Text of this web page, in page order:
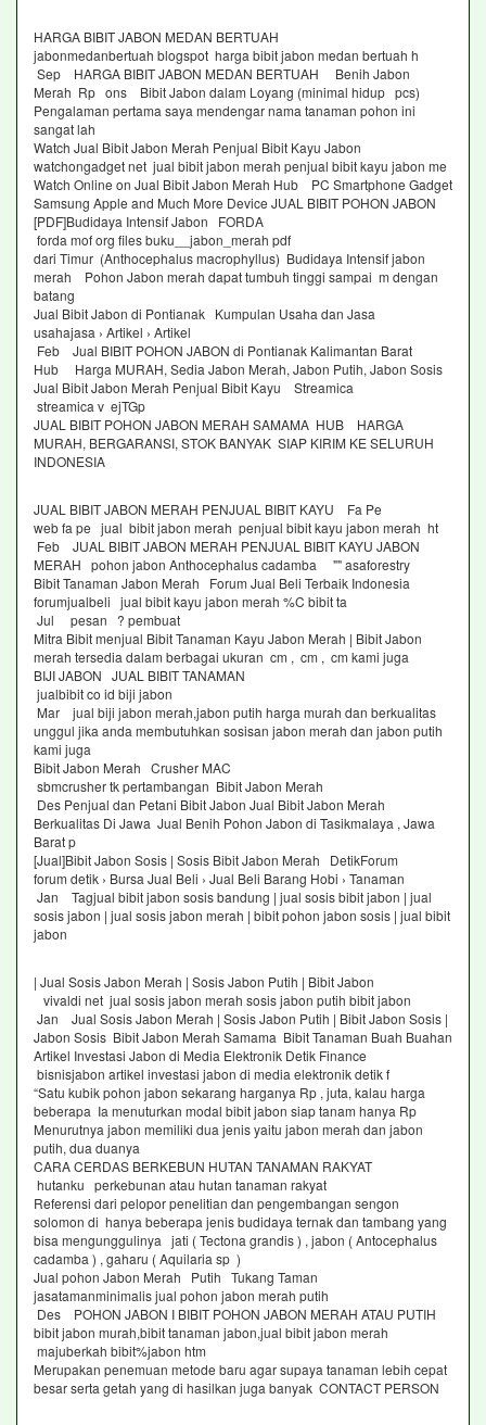
HARGA BIBIT JABON MEDAN BERTUAH
jabonmedanbertuah blogspot harga bibit jabon medan bertuah h
Sep HARGA BIBIT JABON MEDAN BERTUAH Benih Jabon
Merah Rp ons Bibit Jabon dalam Loyang (minimal hidup pcs)
Pengalaman pertama saya mendengar nama tanaman pohon ini
sangat lah
Watch Jual Bibit Jabon Merah Penjual Bibit Kayu Jabon
watchongadget net jual bibit jabon merah penjual bibit kayu jabon me
Watch Online on Jual Bibit Jabon Merah Hub PC Smartphone Gadget
Samsung Apple and Much More Device JUAL BIBIT POHON JABON
[PDF]Budidaya Intensif Jabon FORDA
forda mof org files buku__jabon_merah pdf
dari Timur (Anthocephalus macrophyllus) Budidaya Intensif jabon
merah Pohon Jabon merah dapat tumbuh tinggi sampai m dengan
batang
Jual Bibit Jabon di Pontianak Kumpulan Usaha dan Jasa
usahajasa › Artikel › Artikel
Feb Jual BIBIT POHON JABON di Pontianak Kalimantan Barat
Hub Harga MURAH, Sedia Jabon Merah, Jabon Putih, Jabon Sosis
Jual Bibit Jabon Merah Penjual Bibit Kayu Streamica
streamica v ejTGp
JUAL BIBIT POHON JABON MERAH SAMAMA HUB HARGA
MURAH, BERGARANSI, STOK BANYAK SIAP KIRIM KE SELURUH
INDONESIA
JUAL BIBIT JABON MERAH PENJUAL BIBIT KAYU Fa Pe
web fa pe jual bibit jabon merah penjual bibit kayu jabon merah ht
Feb JUAL BIBIT JABON MERAH PENJUAL BIBIT KAYU JABON
MERAH pohon jabon Anthocephalus cadamba "" asaforestry
Bibit Tanaman Jabon Merah Forum Jual Beli Terbaik Indonesia
forumjualbeli jual bibit kayu jabon merah %C bibit ta
Jul pesan ? pembuat
Mitra Bibit menjual Bibit Tanaman Kayu Jabon Merah | Bibit Jabon
merah tersedia dalam berbagai ukuran cm , cm , cm kami juga
BIJI JABON JUAL BIBIT TANAMAN
jualbibit co id biji jabon
Mar jual biji jabon merah,jabon putih harga murah dan berkualitas
unggul jika anda membutuhkan sosisan jabon merah dan jabon putih
kami juga
Bibit Jabon Merah Crusher MAC
sbmcrusher tk pertambangan Bibit Jabon Merah
Des Penjual dan Petani Bibit Jabon Jual Bibit Jabon Merah
Berkualitas Di Jawa Jual Benih Pohon Jabon di Tasikmalaya , Jawa
Barat p
[Jual]Bibit Jabon Sosis | Sosis Bibit Jabon Merah DetikForum
forum detik › Bursa Jual Beli › Jual Beli Barang Hobi › Tanaman
Jan Tagjual bibit jabon sosis bandung | jual sosis bibit jabon | jual
sosis jabon | jual sosis jabon merah | bibit pohon jabon sosis | jual bibit
jabon
| Jual Sosis Jabon Merah | Sosis Jabon Putih | Bibit Jabon
vivaldi net jual sosis jabon merah sosis jabon putih bibit jabon
Jan Jual Sosis Jabon Merah | Sosis Jabon Putih | Bibit Jabon Sosis |
Jabon Sosis Bibit Jabon Merah Samama Bibit Tanaman Buah Buahan
Artikel Investasi Jabon di Media Elektronik Detik Finance
bisnisjabon artikel investasi jabon di media elektronik detik f
“Satu kubik pohon jabon sekarang harganya Rp , juta, kalau harga
beberapa Ia menuturkan modal bibit jabon siap tanam hanya Rp
Menurutnya jabon memiliki dua jenis yaitu jabon merah dan jabon
putih, dua duanya
CARA CERDAS BERKEBUN HUTAN TANAMAN RAKYAT
hutanku perkebunan atau hutan tanaman rakyat
Referensi dari pelopor penelitian dan pengembangan sengon
solomon di hanya beberapa jenis budidaya ternak dan tambang yang
bisa mengunggulinya jati ( Tectona grandis ) , jabon ( Antocephalus
cadamba ) , gaharu ( Aquilaria sp )
Jual pohon Jabon Merah Putih Tukang Taman
jasatamanminimalis jual pohon jabon merah putih
Des POHON JABON I BIBIT POHON JABON MERAH ATAU PUTIH
bibit jabon murah,bibit tanaman jabon,jual bibit jabon merah
majuberkah bibit%jabon htm
Merupakan penemuan metode baru agar supaya tanaman lebih cepat
besar serta getah yang di hasilkan juga banyak CONTACT PERSON